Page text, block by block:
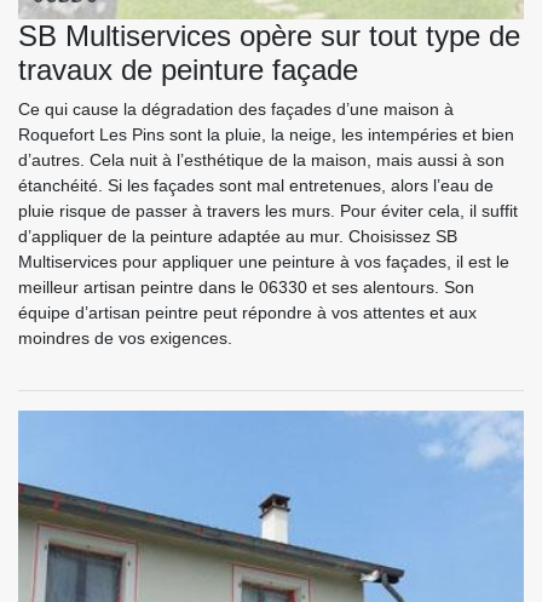
SB Multiservices opère sur tout type de
travaux de peinture façade
Ce qui cause la dégradation des façades d’une maison à
Roquefort Les Pins sont la pluie, la neige, les intempéries et bien
d’autres. Cela nuit à l’esthétique de la maison, mais aussi à son
étanchéité. Si les façades sont mal entretenues, alors l’eau de
pluie risque de passer à travers les murs. Pour éviter cela, il suffit
d’appliquer de la peinture adaptée au mur. Choisissez SB
Multiservices pour appliquer une peinture à vos façades, il est le
meilleur artisan peintre dans le 06330 et ses alentours. Son
équipe d’artisan peintre peut répondre à vos attentes et aux
moindres de vos exigences.